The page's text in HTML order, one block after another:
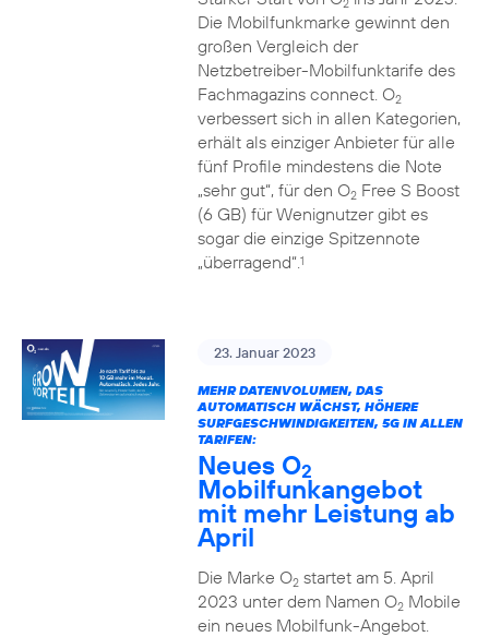
2
Die Mobilfunkmarke gewinnt den
großen Vergleich der
Netzbetreiber-Mobilfunktarife des
Fachmagazins connect. O2
verbessert sich in allen Kategorien,
erhält als einziger Anbieter für alle
fünf Profile mindestens die Note
„sehr gut“, für den O2Free S Boost
(6 GB) für Wenignutzer gibt es
sogar die einzige Spitzennote
„überragend“.1
23. Januar 2023
MEHR DATENVOLUMEN, DAS
AUTOMATISCH WÄCHST, HÖHERE
SURFGESCHWINDIGKEITEN, 5G IN ALLEN
TARIFEN:
Neues O2
Mobilfunkangebot
mit mehr Leistung ab
April
Die Marke O2startet am 5. April
2023 unter dem Namen O2Mobile
ein neues Mobilfunk-Angebot.